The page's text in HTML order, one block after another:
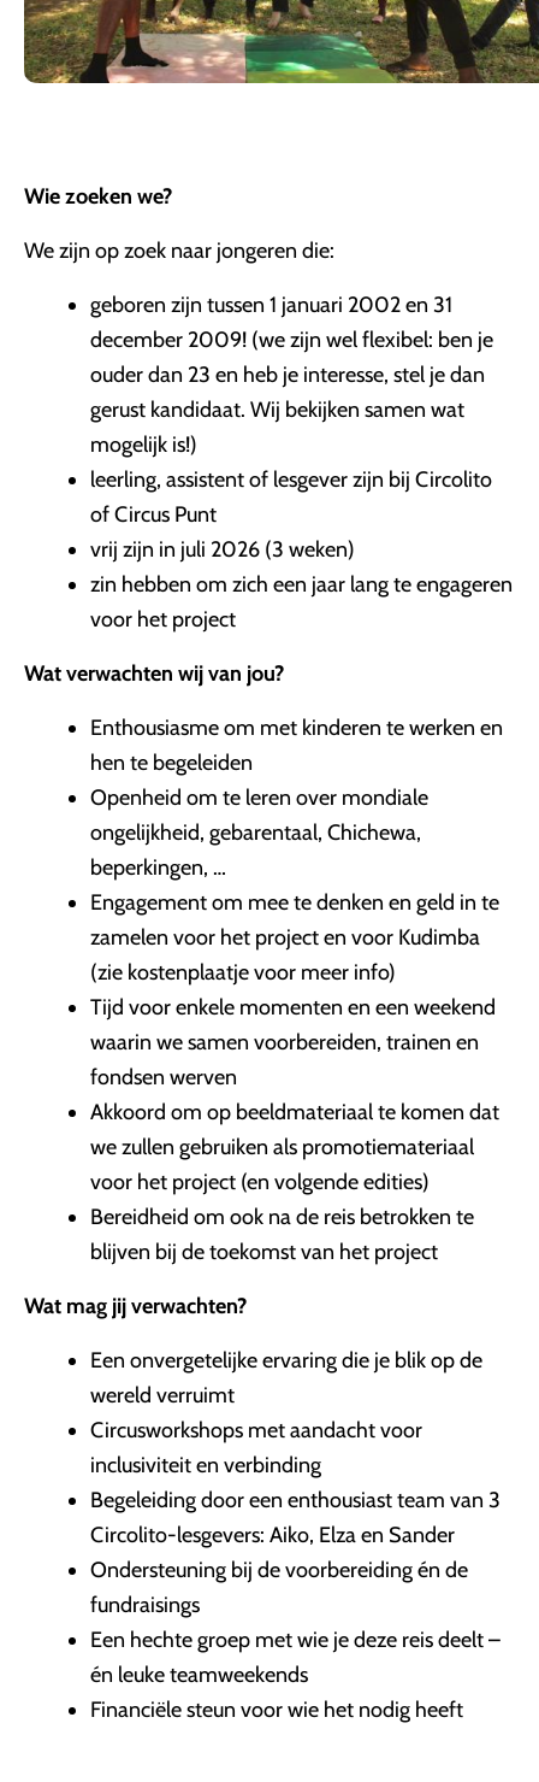
Wie zoeken we?
We zijn op zoek naar jongeren die:
geboren zijn tussen 1 januari 2002 en 31
december 2009! (we zijn wel flexibel: ben je
ouder dan 23 en heb je interesse, stel je dan
gerust kandidaat. Wij bekijken samen wat
mogelijk is!)
leerling, assistent of lesgever zijn bij Circolito
of Circus Punt
vrij zijn in juli 2026 (3 weken)
zin hebben om zich een jaar lang te engageren
voor het project
Wat verwachten wij van jou?
Enthousiasme om met kinderen te werken en
hen te begeleiden
Openheid om te leren over mondiale
ongelijkheid, gebarentaal, Chichewa,
beperkingen, …
Engagement om mee te denken en geld in te
zamelen voor het project en voor Kudimba
(zie kostenplaatje voor meer info)
Tijd voor enkele momenten en een weekend
waarin we samen voorbereiden, trainen en
fondsen werven
Akkoord om op beeldmateriaal te komen dat
we zullen gebruiken als promotiemateriaal
voor het project (en volgende edities)
Bereidheid om ook na de reis betrokken te
blijven bij de toekomst van het project
Wat mag jij verwachten?
Een onvergetelijke ervaring die je blik op de
wereld verruimt
Circusworkshops met aandacht voor
inclusiviteit en verbinding
Begeleiding door een enthousiast team van 3
Circolito-lesgevers: Aiko, Elza en Sander
Ondersteuning bij de voorbereiding én de
fundraisings
Een hechte groep met wie je deze reis deelt –
én leuke teamweekends
Financiële steun voor wie het nodig heeft